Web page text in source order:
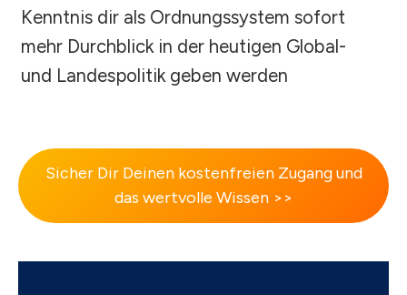
Kenntnis dir als Ordnungssystem sofort
mehr Durchblick in der heutigen Global-
und Landespolitik geben werden
Sicher Dir Deinen kostenfreien Zugang und
das wertvolle Wissen >>